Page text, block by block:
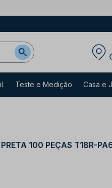
Teste e Medição Casa e
100 PEÇAS T18R-